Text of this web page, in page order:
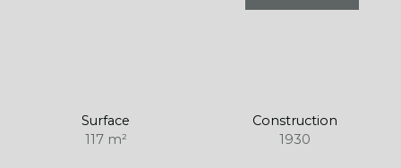
Surface
117 m²
Construction
1930